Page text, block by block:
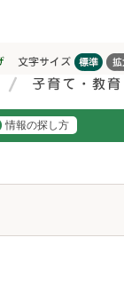
情報の探し方